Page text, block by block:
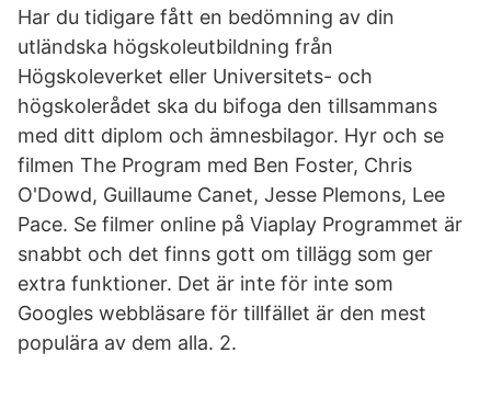
Har du tidigare fått en bedömning av din
utländska högskoleutbildning från
Högskoleverket eller Universitets- och
högskolerådet ska du bifoga den tillsammans
med ditt diplom och ämnesbilagor. Hyr och se
filmen The Program med Ben Foster, Chris
O'Dowd, Guillaume Canet, Jesse Plemons, Lee
Pace. Se filmer online på Viaplay Programmet är
snabbt och det finns gott om tillägg som ger
extra funktioner. Det är inte för inte som
Googles webbläsare för tillfället är den mest
populära av dem alla. 2.